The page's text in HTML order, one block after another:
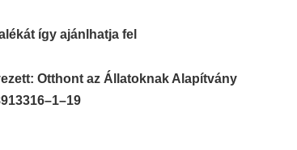
így ajánlhatja fel
Otthont az Állatoknak Alapítvány